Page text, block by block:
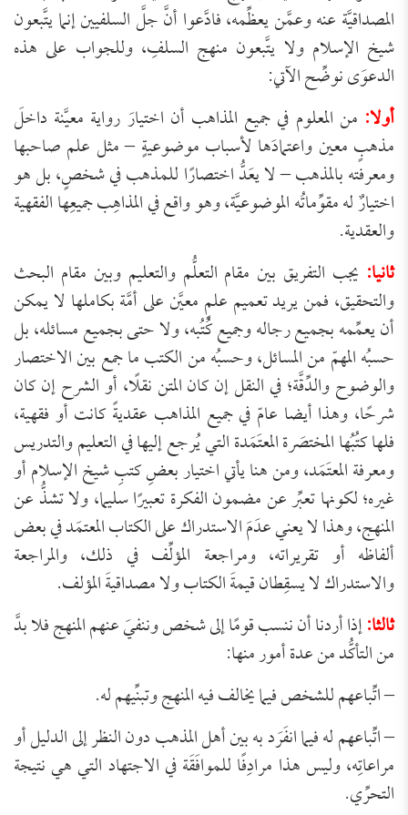
المصداقيَّة عنه وعمَّن يعظِّمه، فادَّعوا أنَّ جلَّ السلفيين إنما يتَّبعون
شيخ الإسلام ولا يتَّبعون منهج السلفِ، وللجواب على هذه
الدعوَى نوضِّح الآتي:
أولا: من المعلوم في جميع المذاهب أن اختيارَ رواية معيَّنة داخلَ
مذهبٍ معين واعتمادَها لأسباب موضوعيةٍ – مثل علم صاحبها
ومعرفته بالمذهب – لا يعَدُّ اختصارًا للمذهب في شخصٍ، بل هو
اختيارٌ له مقوِّماتُه الموضوعيَّة، وهو واقع في المذاهِب جميعِها الفقهية
والعقدية.
ثانيا: يجب التفريق بين مقام التعلُّم والتعليم وبين مقام البحث
والتحقيق، فمن يريد تعميم علمٍ معيَّن على أمَّة بكاملها لا يمكن
أن يعمِّمه بجميع رجاله وجميع كُتُبه، ولا حتى بجميع مسائله، بل
حسبُه المهمّ من المسائل، وحسبُه من الكتب ما جمع بين الاختصار
والوضوح والدِّقَّة؛ في النقل إن كان المتن نقلًا، أو الشرح إن كان
شرحًا، وهذا أيضا عامّ في جميع المذاهب عقديةً كانت أو فقهية،
فلها كتُبُها المختصَرة المعتَمَدة التي يُرجع إليها في التعليم والتدريس
ومعرفة المعتَمَد، ومن هنا يأتي اختيار بعضِ كتبِ شيخ الإسلام أو
غيره؛ لكونها تعبِّر عن مضمون الفكرة تعبيرًا سليما، ولا تشذُّ عن
المنهج، وهذا لا يعني عدَمَ الاستدراك على الكتاب المعتمَد في بعض
ألفاظه أو تقريراته، ومراجعة المؤلِّف في ذلك، والمراجعة
والاستدراك لا يسقِطان قيمةَ الكتاب ولا مصداقيةَ المؤلف.
ثالثا:إذا أردنا أن ننسب قومًا إلى شخص وننفيَ عنهم المنهج فلا بدَّ
من التأكُّد من عدة أمور منها:
– اتِّباعهم للشخص فيما يخالف فيه المنهج وتبنِّيهم له.
– اتِّباعهم له فيما انفَرَد به بين أهل المذهب دون النظر إلى الدليل أو
مراعاتِه، وليس هذا مرادِفًا للموافَقَة في الاجتهاد التي هي نتيجة
التحرِّي.